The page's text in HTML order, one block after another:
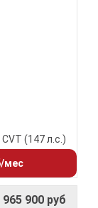
(147 л.с.)
мес
900 руб